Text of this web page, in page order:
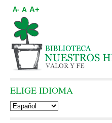
A- A A+
ELIGE IDIOMA